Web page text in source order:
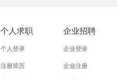
个人求职
个人登录
注册简历
企业招聘
企业登录
企业注册